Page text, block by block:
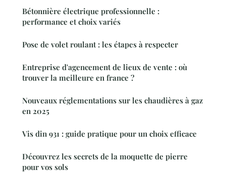
Bétonnière électrique professionnelle :
performance et choix variés
Pose de volet roulant : les étapes à respecter
Entreprise d'agencement de lieux de vente : où
trouver la meilleure en france ?
Nouveaux réglementations sur les chaudières à gaz
en 2025
Vis din 931 : guide pratique pour un choix efficace
Découvrez les secrets de la moquette de pierre
pour vos sols